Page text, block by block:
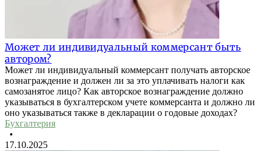
Может ли индивидуальный коммерсант быть
автором?
Может ли индивидуальный коммерсант получать авторское
вознаграждение и должен ли за это уплачивать налоги как
самозанятое лицо? Как авторское вознаграждение должно
указываться в бухгалтерском учете коммерсанта и должно ли
оно указываться также в декларации о годовые доходах?
Бухгалтерия
•
17.10.2025